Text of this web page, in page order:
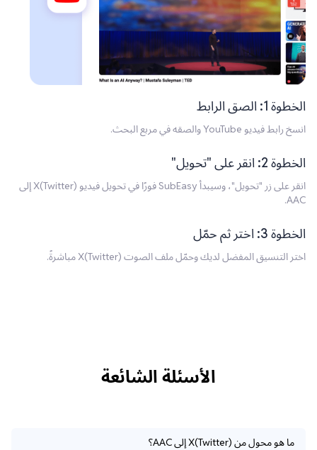
الخطوة 1: الصق الرابط
انسخ رابط فيديو YouTube والصقه في مربع البحث.
الخطوة 2: انقر على "تحويل"
انقر على زر "تحويل"، وسيبدأ SubEasy فورًا في تحويل فيديو X(Twitter) إلى
AAC.
الخطوة 3: اختر ثم حمّل
اختر التنسيق المفضل لديك وحمّل ملف الصوت X(Twitter) مباشرةً.
الأسئلة الشائعة
ما هو محول من X(Twitter) إلى AAC؟